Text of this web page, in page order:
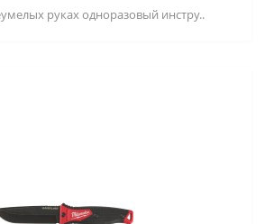
руках одноразовый инстру..